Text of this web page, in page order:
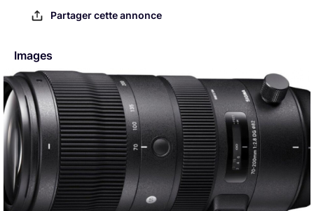
Partager cette annonce
Images